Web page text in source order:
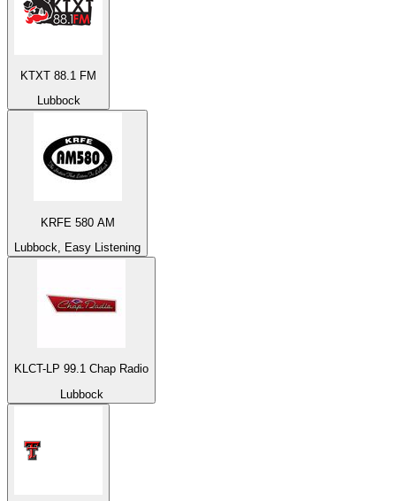
KTXT 88.1 FM
Lubbock
KRFE 580 AM
Lubbock, Easy Listening
KLCT-LP 99.1 Chap Radio
Lubbock